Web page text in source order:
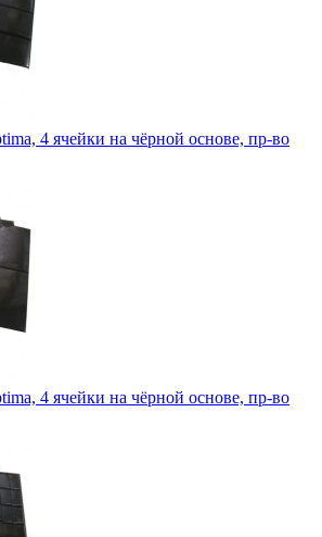
4 ячейки на чёрной основе, пр-во
4 ячейки на чёрной основе, пр-во